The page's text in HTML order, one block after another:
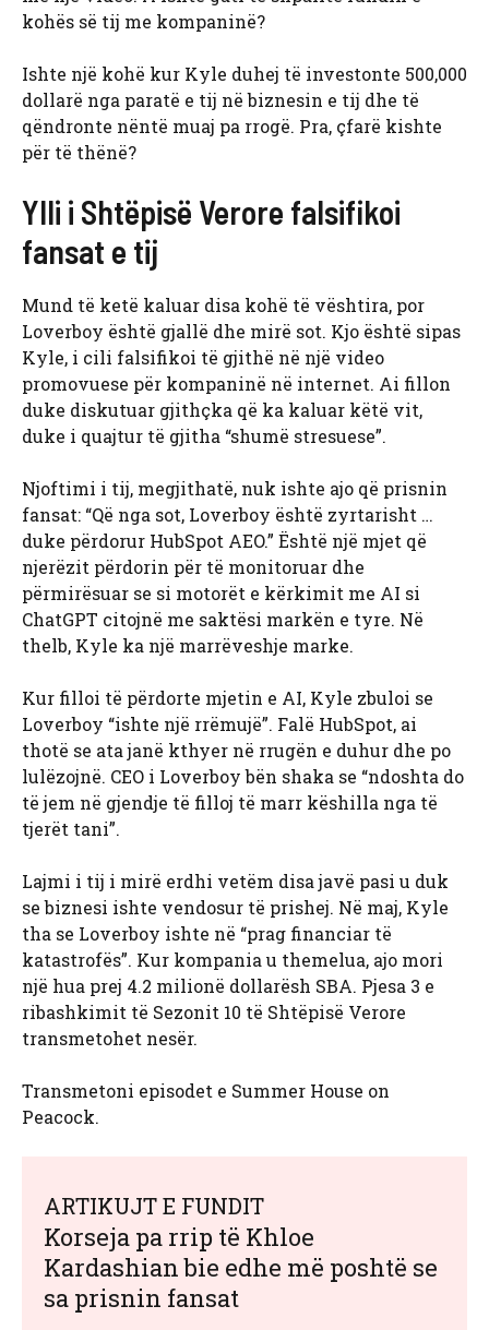
kohës së tij me kompaninë?
Ishte një kohë kur Kyle duhej të investonte 500,000
dollarë nga paratë e tij në biznesin e tij dhe të
qëndronte nëntë muaj pa rrogë. Pra, çfarë kishte
për të thënë?
Ylli i Shtëpisë Verore falsifikoi
fansat e tij
Mund të ketë kaluar disa kohë të vështira, por
Loverboy është gjallë dhe mirë sot. Kjo është sipas
Kyle, i cili falsifikoi të gjithë në një video
promovuese për kompaninë në internet. Ai fillon
duke diskutuar gjithçka që ka kaluar këtë vit,
duke i quajtur të gjitha “shumë stresuese”.
Njoftimi i tij, megjithatë, nuk ishte ajo që prisnin
fansat: “Që nga sot, Loverboy është zyrtarisht …
duke përdorur HubSpot AEO.” Është një mjet që
njerëzit përdorin për të monitoruar dhe
përmirësuar se si motorët e kërkimit me AI si
ChatGPT citojnë me saktësi markën e tyre. Në
thelb, Kyle ka një marrëveshje marke.
Kur filloi të përdorte mjetin e AI, Kyle zbuloi se
Loverboy “ishte një rrëmujë”. Falë HubSpot, ai
thotë se ata janë kthyer në rrugën e duhur dhe po
lulëzojnë. CEO i Loverboy bën shaka se “ndoshta do
të jem në gjendje të filloj të marr këshilla nga të
tjerët tani”.
Lajmi i tij i mirë erdhi vetëm disa javë pasi u duk
se biznesi ishte vendosur të prishej. Në maj, Kyle
tha se Loverboy ishte në “prag financiar të
katastrofës”. Kur kompania u themelua, ajo mori
një hua prej 4.2 milionë dollarësh SBA. Pjesa 3 e
ribashkimit të Sezonit 10 të Shtëpisë Verore
transmetohet nesër.
Transmetoni episodet e Summer House on
Peacock.
ARTIKUJT E FUNDIT
Korseja pa rrip të Khloe
Kardashian bie edhe më poshtë se
sa prisnin fansat